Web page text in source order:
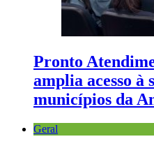
Pronto
amplia acesso à
municípios da
Geral